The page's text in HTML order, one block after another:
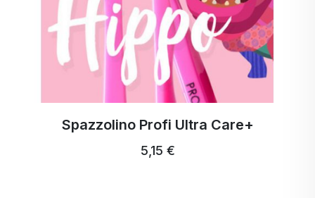
ActivStrips Strisce di lavaggio per
lavaggi